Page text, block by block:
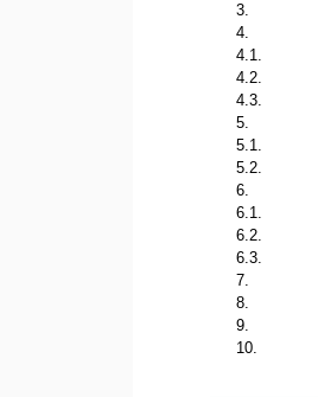
3.
4.
4.1.
4.2.
4.3.
5.
5.1.
5.2.
6.
6.1.
6.2.
6.3.
7.
8.
9.
10.